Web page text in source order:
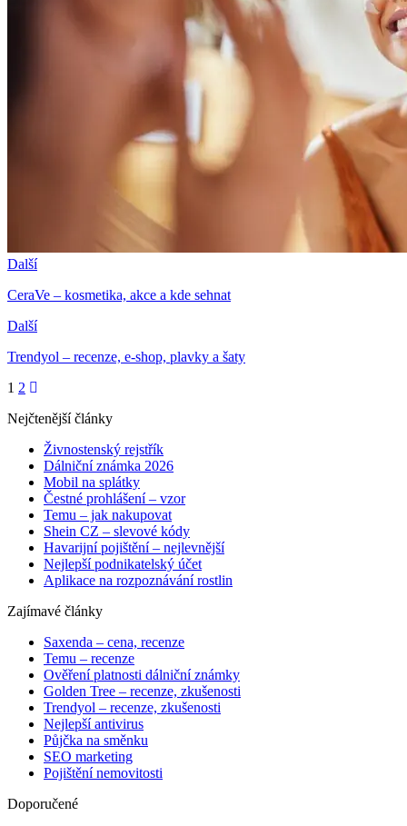
Další
CeraVe – kosmetika, akce a kde sehnat
Další
Trendyol – recenze, e-shop, plavky a šaty
1 2
Nejčtenější články
Živnostenský rejstřík
Dálniční známka 2026
Mobil na splátky
Čestné prohlášení – vzor
Temu – jak nakupovat
Shein CZ – slevové kódy
Havarijní pojištění – nejlevnější
Nejlepší podnikatelský účet
Aplikace na rozpoznávání rostlin
Zajímavé články
Saxenda – cena, recenze
Temu – recenze
Ověření platnosti dálniční známky
Golden Tree – recenze, zkušenosti
Trendyol – recenze, zkušenosti
Nejlepší antivirus
Půjčka na směnku
SEO marketing
Pojištění nemovitosti
Doporučené